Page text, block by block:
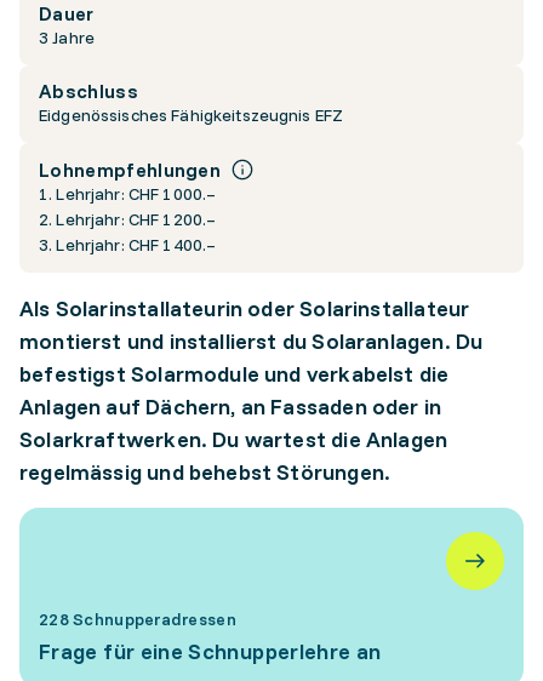
Dauer
3 Jahre
Abschluss
Eidgenössisches Fähigkeitszeugnis EFZ
Lohnempfehlungen
1. Lehrjahr: CHF 1000.–
2. Lehrjahr: CHF 1200.–
3. Lehrjahr: CHF 1400.–
Als Solarinstallateurin oder Solarinstallateur
montierst und installierst du Solaranlagen. Du
befestigst Solarmodule und verkabelst die
Anlagen auf Dächern, an Fassaden oder in
Solarkraftwerken. Du wartest die Anlagen
regelmässig und behebst Störungen.
228 Schnupperadressen
Frage für eine Schnupperlehre an